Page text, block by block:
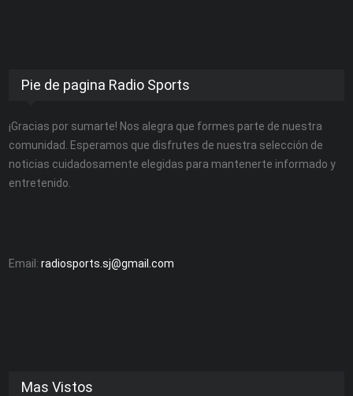
Pie de pagina Radio Sports
¡Gracias por sumarte! Nos alegra que formes parte de nuestra
comunidad. Esperamos que disfrutes de nuestra selección de
noticias cuidadosamente elegidas para mantenerte informado y
entretenido.
Email:radiosports.sj@gmail.com
Mas Vistos